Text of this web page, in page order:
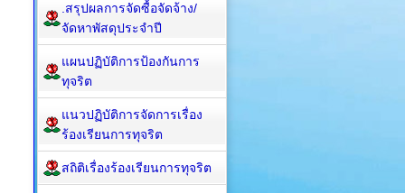
.สรุปผลการจัดซื้อจัดจ้าง/
จัดหาพัสดุประจำปี
แผนปฏิบัติการป้องกันการ
ทุจริต
แนวปฏิบัติการจัดการเรื่อง
ร้องเรียนการทุจริต
สถิติเรื่องร้องเรียนการทุจริต